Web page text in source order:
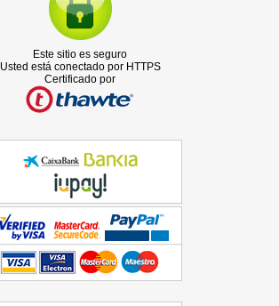
Este sitio es seguro
Usted está conectado por HTTPS
Certificado por